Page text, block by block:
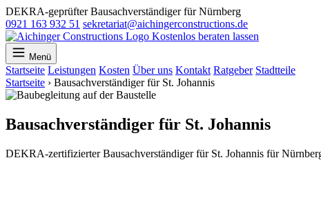
DEKRA-geprüfter Bausachverständiger für Nürnberg
0921 163 932 51 sekretariat@aichingerconstructions.de
Kostenlos beraten lassen
Menü
Startseite Leistungen Kosten Über uns Kontakt Ratgeber Stadtteile
Startseite › Bausachverständiger für St. Johannis
Bausachverständiger für St. Johannis
DEKRA-zertifizierter Bausachverständiger für St. Johannis für